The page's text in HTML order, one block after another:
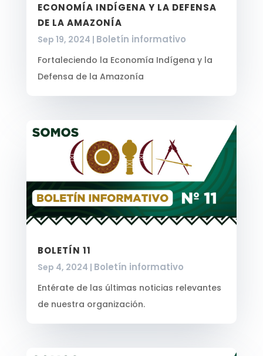
ECONOMÍA INDÍGENA Y LA DEFENSA
DE LA AMAZONÍA
Sep 19, 2024 | Boletín informativo
Fortaleciendo la Economía Indígena y la
Defensa de la Amazonía
BOLETÍN 11
Sep 4, 2024 | Boletín informativo
Entérate de las últimas noticias relevantes
de nuestra organización.